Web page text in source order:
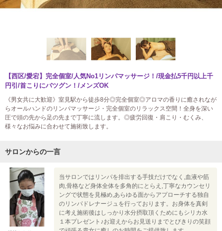
【西区/愛宕】完全個室/人気No1リンパマッサージ！/現金払5千円以上千
円引/首こりにバツグン！/メンズOK
《男女共に大歓迎》室見駅から徒歩8分◎完全個室◎アロマの香りに癒されなが
らオールハンドのリンパマッサージ・完全個室のリラックス空間！全身を深い
圧で頭の先から足の先まで丁寧に流します。◎疲労回復・肩こり・むくみ、
様々なお悩みに合わせて施術致します。
サロンからの一言
当サロンではリンパを排出する手技だけでなく,血液や筋
肉,骨格など身体全体を多角的にとらえ,丁寧なカウンセリ
ングで状態を見極め,あらゆる面からアプローチする独自
のリンパドレナージュを行っております。お身体を真剣
に考え施術後はしっかり水分摂取頂くためにもシリカ水
１本プレゼント♪お迎えからお見送りまでとびきりの笑顔